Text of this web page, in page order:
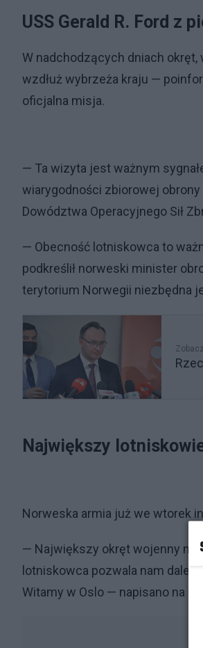
USS Gerald R. Ford z
W nadchodzących dniach
wzdłuż wybrzeża kraju —
oficjalna misja.
— Ta wizyta jest ważnym
wiarygodności zbiorowej
Dowództwa Operacyjnego Sił
— Obecność lotniskowca to
podkreślił norweski minister
terytorium Norwegii niezbędna
Największy
Norweska armia już we wtorek
— Największy okręt wojenny na
lotniskowca pozwala nam dalej
Witamy w Oslo — napisano na